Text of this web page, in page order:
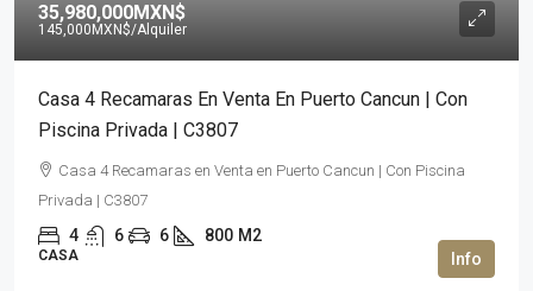
35,980,000MXN$
145,000MXN$/Alquiler
Casa 4 Recamaras En Venta En Puerto Cancun | Con
Piscina Privada | C3807
Casa 4 Recamaras en Venta en Puerto Cancun | Con Piscina
Privada | C3807
4 6 6 800 M2
CASA